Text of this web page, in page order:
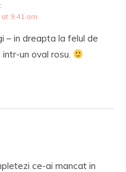
at 9:41 am
– in dreapta la felul de
un oval rosu.
ce-ai mancat in